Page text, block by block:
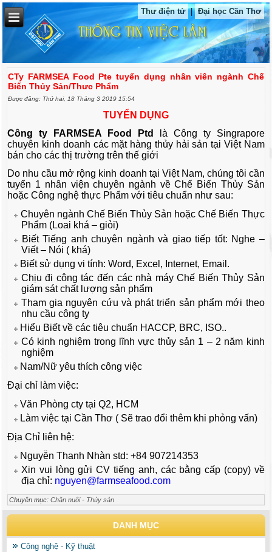
Thư điện tử | Đại học Cần Thơ
CTy FARMSEA Food Pte tuyển dụng nhân viên ngành Chế
Biến Thủy Sản/Thưc Phẩm
Được đăng: Thứ hai, 18 Tháng 3 2019 15:54
TUYỂN DỤNG
Công ty FARMSEA Food Ptd
là Công ty Singrapore
chuyên kinh doanh các mặt hàng thủy hải sản tại Việt Nam
bán cho các thị trường trên thế giới
Do nhu cầu mở rộng kinh doanh tại Việt Nam, chúng tôi cần
tuyển 1 nhân viện chuyên ngành về Chế Biến Thủy Sản
hoặc Công nghệ thực Phẩm với tiêu chuẩn như sau:
Chuyên ngành Chế Biến Thủy Sản hoặc Chế Biến Thực
Phẩm (Loai khá – giỏi)
Biết Tiếng anh chuyên ngành và giao tiếp tốt: Nghe –
Viết – Nói ( khá)
Biết sử dụng vi tính: Word, Excel, Internet, Email.
Chịu đi công tác đến các nhà máy Chế Biến Thủy Sản
giám sát chất lượng sản phẩm
Tham gia nguyên cứu và phát triển sản phẩm mới theo
nhu cầu công ty
Hiểu Biết về các tiêu chuẩn HACCP, BRC, ISO..
Có kinh nghiệm trong lĩnh vực thủy sản 1 – 2 năm kinh
nghiệm
Nam/Nữ yêu thích công việc
Đại chỉ làm việc:
Văn Phòng cty tại Q2, HCM
Làm việc tại Cần Thơ ( Sẽ trao đổi thêm khi phỏng vấn)
Địa Chỉ liên hệ:
Nguyễn Thanh Nhàn std: +84 907214353
Xin vui lòng gửi CV tiếng anh, các bằng cấp (copy) về
địa chỉ: nguyen@farmseafood.com
Chuyên mục:Chăn nuôi - Thủy sản
DANH MỤC
Công nghệ - Kỹ thuật